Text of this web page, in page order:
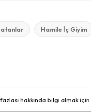
Hamile İç Giyim
hakkında bilgi almak için